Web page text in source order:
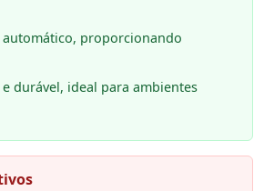
automático, proporcionando
durável, ideal para ambientes